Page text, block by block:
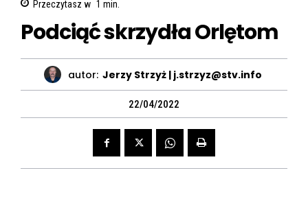
Przeczytasz w 1 min.
Podciąć skrzydła Orlętom
autor: Jerzy Strzyż | j.strzyz@stv.info
22/04/2022